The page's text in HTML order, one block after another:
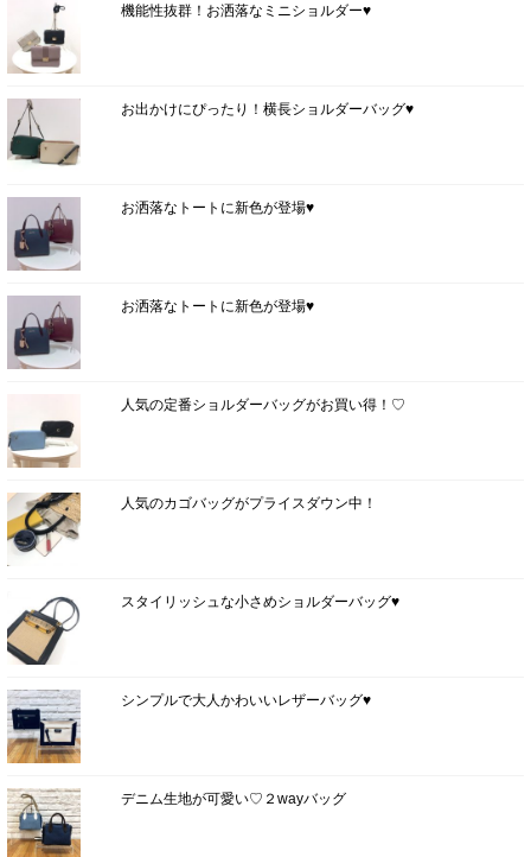
機能性抜群！お洒落なミニショルダー♥
お出かけにぴったり！横長ショルダーバッグ♥
お洒落なトートに新色が登場♥
お洒落なトートに新色が登場♥
人気の定番ショルダーバッグがお買い得！♡
人気のカゴバッグがプライスダウン中！
スタイリッシュな小さめショルダーバッグ♥
シンプルで大人かわいいレザーバッグ♥
デニム生地が可愛い♡２wayバッグ